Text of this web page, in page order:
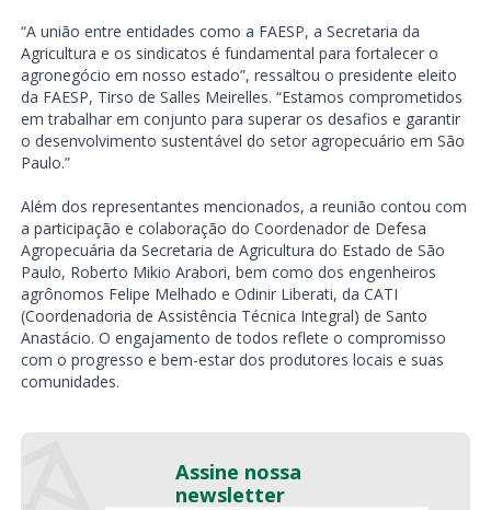
“A união entre entidades como a FAESP, a Secretaria da
Agricultura e os sindicatos é fundamental para fortalecer o
agronegócio em nosso estado”, ressaltou o presidente eleito
da FAESP, Tirso de Salles Meirelles. “Estamos comprometidos
em trabalhar em conjunto para superar os desafios e garantir
o desenvolvimento sustentável do setor agropecuário em São
Paulo.”
Além dos representantes mencionados, a reunião contou com
a participação e colaboração do Coordenador de Defesa
Agropecuária da Secretaria de Agricultura do Estado de São
Paulo, Roberto Mikio Arabori, bem como dos engenheiros
agrônomos Felipe Melhado e Odinir Liberati, da CATI
(Coordenadoria de Assistência Técnica Integral) de Santo
Anastácio. O engajamento de todos reflete o compromisso
com o progresso e bem-estar dos produtores locais e suas
comunidades.
Assine nossa
newsletter